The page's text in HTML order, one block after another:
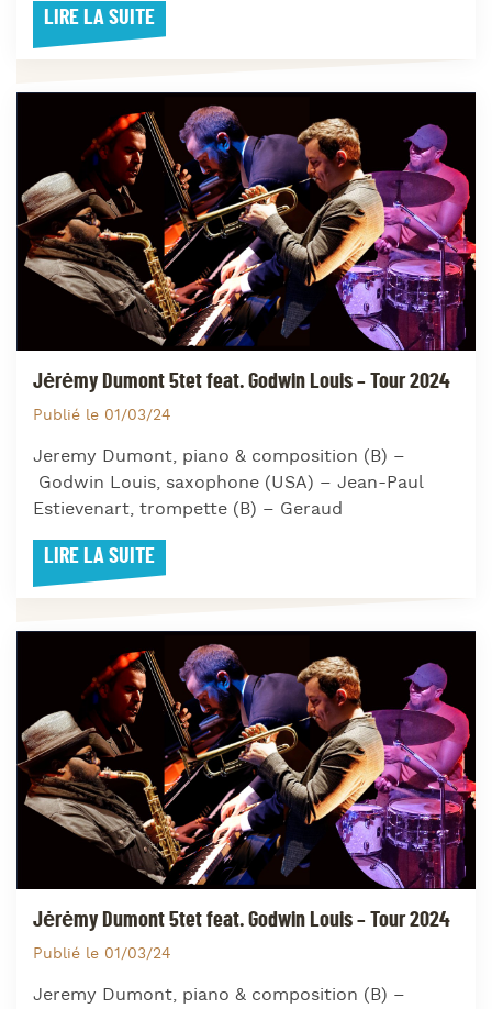
LIRE LA SUITE
Jėrėmy Dumont 5tet feat. Godwin Louis – Tour 2024
Publié le 01/03/24
Jeremy Dumont, piano & composition (B) –
Godwin Louis, saxophone (USA) – Jean-Paul
Estievenart, trompette (B) – Geraud
LIRE LA SUITE
Jėrėmy Dumont 5tet feat. Godwin Louis – Tour 2024
Publié le 01/03/24
Jeremy Dumont, piano & composition (B) –